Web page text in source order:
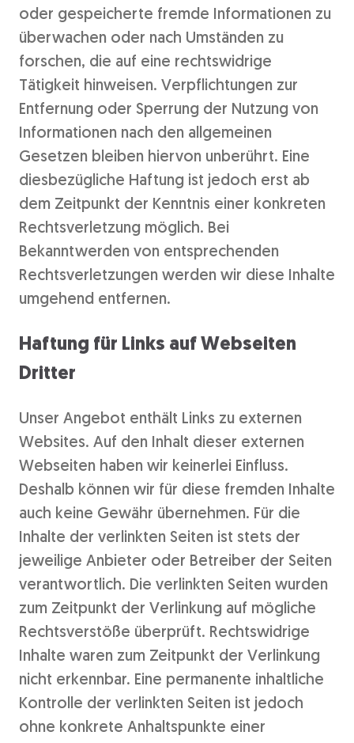
oder gespeicherte fremde Informationen zu
überwachen oder nach Umständen zu
forschen, die auf eine rechtswidrige
Tätigkeit hinweisen. Verpflichtungen zur
Entfernung oder Sperrung der Nutzung von
Informationen nach den allgemeinen
Gesetzen bleiben hiervon unberührt. Eine
diesbezügliche Haftung ist jedoch erst ab
dem Zeitpunkt der Kenntnis einer konkreten
Rechtsverletzung möglich. Bei
Bekanntwerden von entsprechenden
Rechtsverletzungen werden wir diese Inhalte
umgehend entfernen.
Haftung für Links auf Webseiten
Dritter
Unser Angebot enthält Links zu externen
Websites. Auf den Inhalt dieser externen
Webseiten haben wir keinerlei Einfluss.
Deshalb können wir für diese fremden Inhalte
auch keine Gewähr übernehmen. Für die
Inhalte der verlinkten Seiten ist stets der
jeweilige Anbieter oder Betreiber der Seiten
verantwortlich. Die verlinkten Seiten wurden
zum Zeitpunkt der Verlinkung auf mögliche
Rechtsverstöße überprüft. Rechtswidrige
Inhalte waren zum Zeitpunkt der Verlinkung
nicht erkennbar. Eine permanente inhaltliche
Kontrolle der verlinkten Seiten ist jedoch
ohne konkrete Anhaltspunkte einer